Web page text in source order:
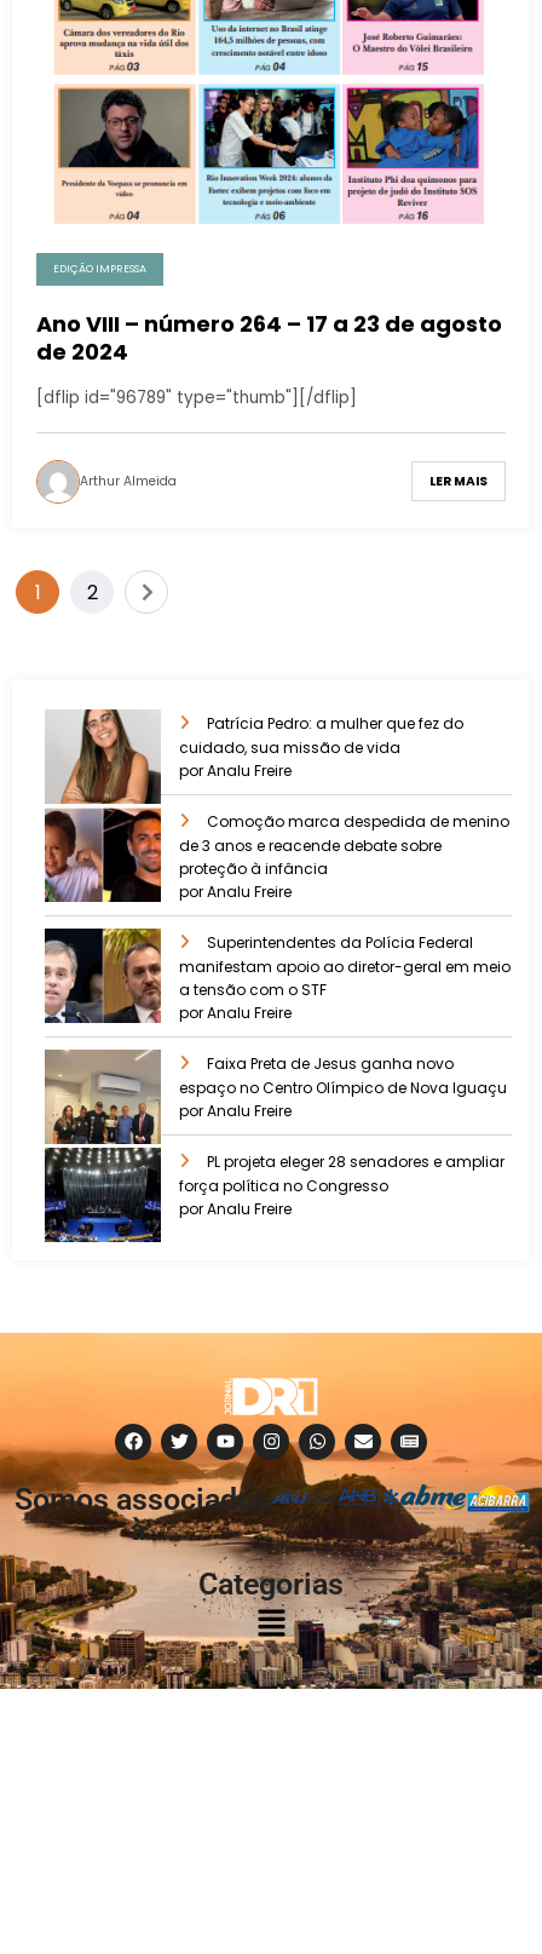
EDIÇÃO IMPRESSA
Ano VIII – número 264 – 17 a 23 de agosto
de 2024
[dflip id="96789" type="thumb"][/dflip]
Arthur Almeida LER MAIS
1 2
Patrícia Pedro: a mulher que fez do
cuidado, sua missão de vida
por Analu Freire
Comoção marca despedida de menino
de 3 anos e reacende debate sobre
proteção à infância
por Analu Freire
Superintendentes da Polícia Federal
manifestam apoio ao diretor-geral em meio
a tensão com o STF
por Analu Freire
Faixa Preta de Jesus ganha novo
espaço no Centro Olímpico de Nova Iguaçu
por Analu Freire
PL projeta eleger 28 senadores e ampliar
força política no Congresso
por Analu Freire
Somos associados
à:
Categorias